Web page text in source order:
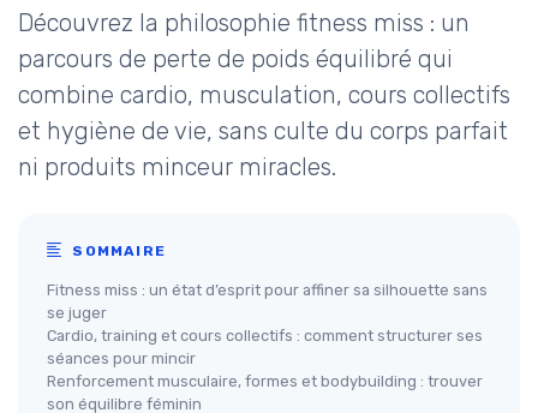
Découvrez la philosophie fitness miss : un
parcours de perte de poids équilibré qui
combine cardio, musculation, cours collectifs
et hygiène de vie, sans culte du corps parfait
ni produits minceur miracles.
SOMMAIRE
Fitness miss : un état d’esprit pour affiner sa silhouette sans
se juger
Cardio, training et cours collectifs : comment structurer ses
séances pour mincir
Renforcement musculaire, formes et bodybuilding : trouver
son équilibre féminin